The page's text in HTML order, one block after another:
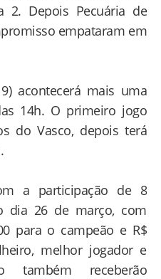
2. Depois Pecuária de
empataram em
acontecerá mais uma
14h. O primeiro jogo
do Vasco, depois terá
a participação de 8
dia 26 de março, com
para o campeão e R$
melhor jogador e
também receberão